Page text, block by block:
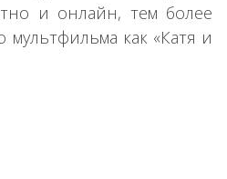
и онлайн, тем более
мультфильма как «Катя и